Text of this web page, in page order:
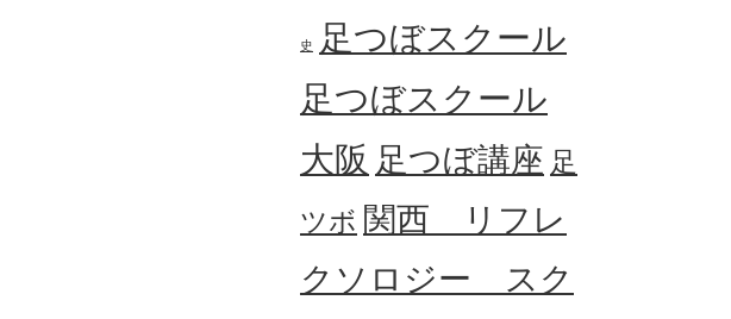
史
足つぼスクール
足つぼスクール
大阪 足つぼ講座 足
ツボ 関西 リフレ
クソロジー スク